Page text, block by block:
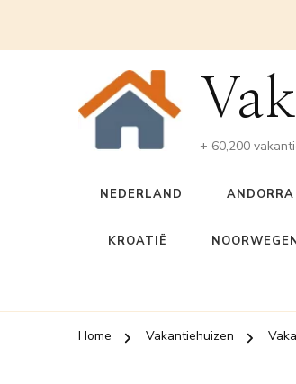
+ 60,200
NEDERLAND ANDORRA
KROATIË
Home Vakantiehuizen